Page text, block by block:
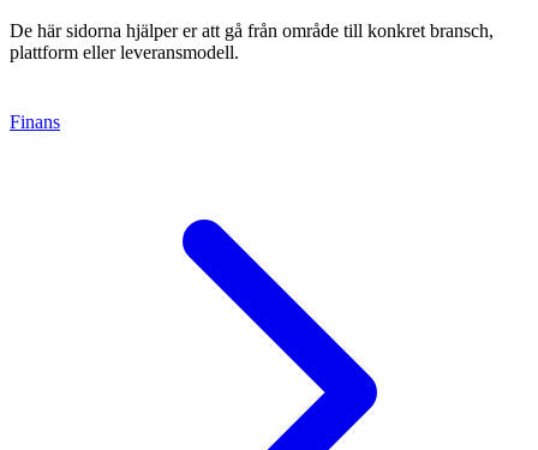
De här sidorna hjälper er att gå från område till konkret bransch,
plattform eller leveransmodell.
Finans